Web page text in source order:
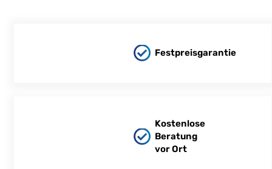
Festpreisgarantie
Kostenlose
Beratung
vor Ort